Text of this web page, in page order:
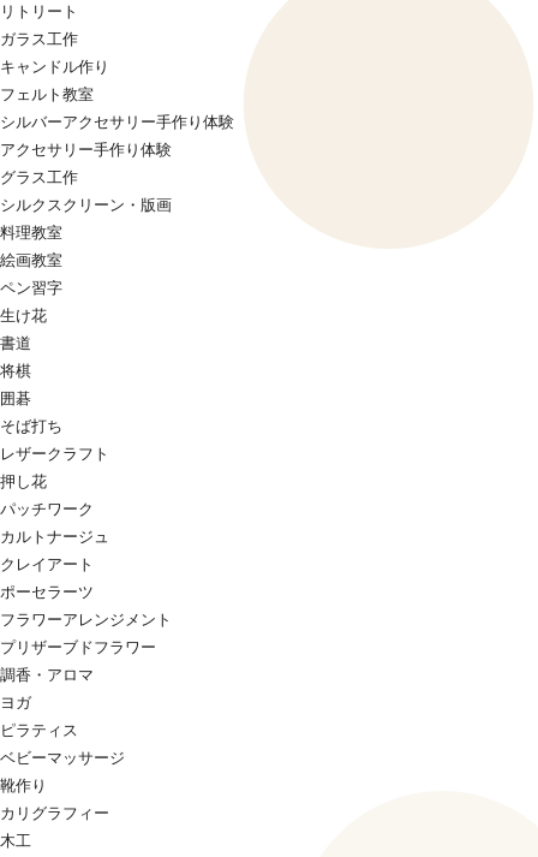
リトリート
ガラス工作
キャンドル作り
フェルト教室
シルバーアクセサリー手作り体験
アクセサリー手作り体験
グラス工作
シルクスクリーン・版画
料理教室
絵画教室
ペン習字
生け花
書道
将棋
囲碁
そば打ち
レザークラフト
押し花
パッチワーク
カルトナージュ
クレイアート
ポーセラーツ
フラワーアレンジメント
プリザーブドフラワー
調香・アロマ
ヨガ
ピラティス
ベビーマッサージ
靴作り
カリグラフィー
木工